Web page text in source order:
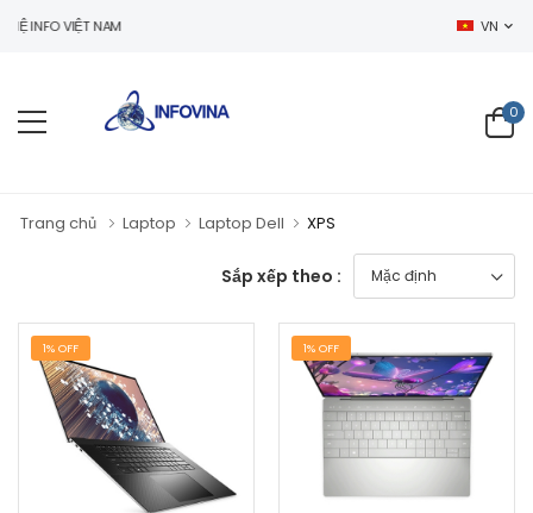
INFO VIỆT NAM VN
0
Trang chủ Laptop Laptop Dell XPS
Sắp xếp theo :
1% OFF 1% OFF